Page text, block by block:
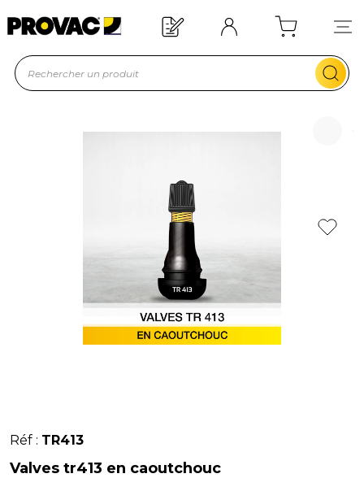
Offre de bienvenue : 20€ offerts !
En savoir plus
Réf : TR413
Valves tr413 en caoutchouc